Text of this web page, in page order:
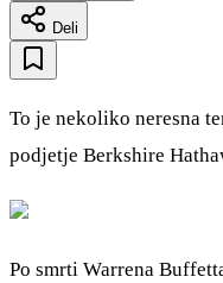
Deli
To je nekoliko neresna
podjetje Berkshire
Po smrti Warrena